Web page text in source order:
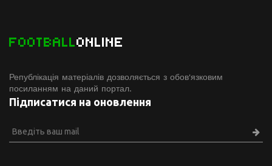
FOOTBALLONLINE
Републікація матеріалів дозволяється з обов'язковим
посиланням на даний портал.
Підписатися на оновлення